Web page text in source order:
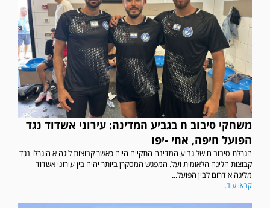
משחקי סיבוב ח בגביע המדינה: עירוני אשדוד נגד
הפועל חיפה, אחי -יפו
הגרלת סיבוב ח של גביע המדינה התקיים היום כאשר קבוצות ליגה א הוגרלו נגד
קבוצות הליגה הלאומית ועל. המפגש המסקרן ביותר יהיה בין עירוני אשדוד
מליגה א דרום לבין הפועל...
קראו עוד...